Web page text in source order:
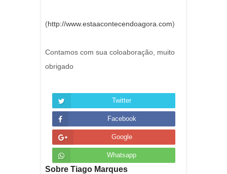
(http://www.estaacontecendoagora.com)
Contamos com sua coloaboração, muito
obrigado
Twitter
Facebook
Google
Whatsapp
Sobre Tiago Marques